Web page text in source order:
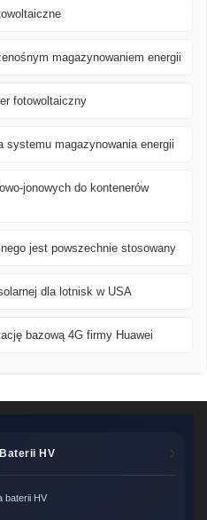
magazynowaniem energii
fotowoltaiczny
systemu magazynowania energii
jonowych do kontenerów
jest powszechnie stosowany
dla lotnisk w USA
bazową 4G firmy Huawei
HV
baterii HV